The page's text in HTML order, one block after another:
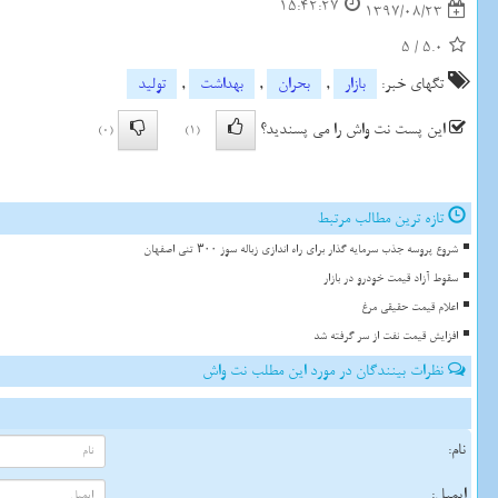
1397/08/23
15:42:27
5.0
/
5
تگهای خبر:
بازار , بحران , بهداشت ,
تولید
این پست نت واش را می پسندید؟
(1)
(0)
تازه ترین مطالب مرتبط
شروع پروسه جذب سرمایه گذار برای راه اندازی زباله سوز ۳۰۰ تنی اصفهان
سقوط آزاد قیمت خودرو در بازار
اعلام قیمت حقیقی مرغ
افزایش قیمت نفت از سر گرفته شد
نظرات بینندگان در مورد این مطلب نت واش
نام: